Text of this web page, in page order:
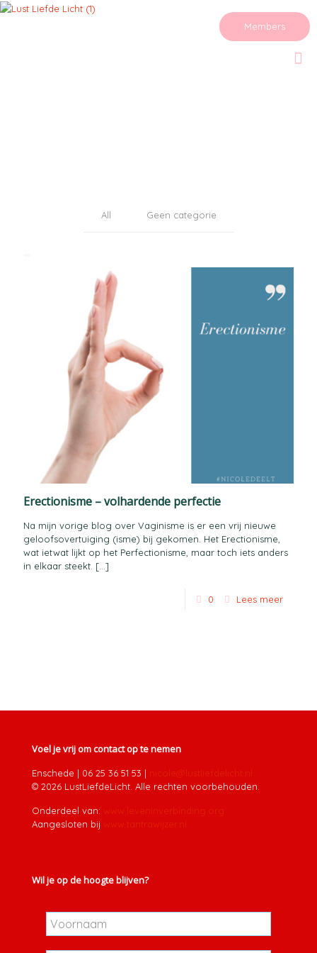
Members
All Geen categorie
Erectionisme – volhardende perfectie
Na mijn vorige blog over Vaginisme is er een vrij nieuwe
geloofsovertuiging (isme) bij gekomen. Het Erectionisme,
wat ietwat lijkt op het Perfectionisme, maar toch iets anders
in elkaar steekt. […]
0 Lees meer
Voel je vrij om contact op te nemen
Enschede | 06 25 36 51 53 | nicole@lustliefdelicht.nl
© 2026 LustLiefdeLicht. Alle rechten voorbehouden.
Onderdeel van: www.leveninverbinding.org
Aangesloten bij www.tantrawijzer.nl
Wil je op de hoogte blijven?